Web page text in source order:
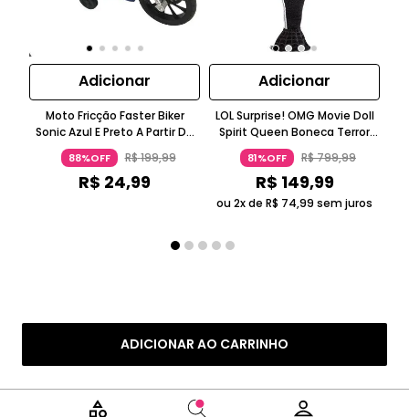
ADICIONAR AO CARRINHO
Adicionar
Moto Fricção Faster Biker
Sonic Azul E Preto A Partir De
Três Anos Candide
88%OFF R$199,99
R$ 24,99
Adicionar
LOL Surprise! OMG Movie Doll
Spirit Queen Boneca Terror
Preta Mais De 14 Anos
Candide
81%OFF R$799,99
R$ 149,99
ou 2x de R$ 74,99 sem juros